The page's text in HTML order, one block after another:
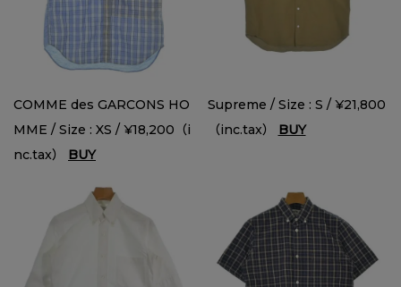
COMME des GARCONS HO
MME / Size : XS / ¥18,200（i
nc.tax） BUY
Supreme / Size : S / ¥21,800
（inc.tax） BUY